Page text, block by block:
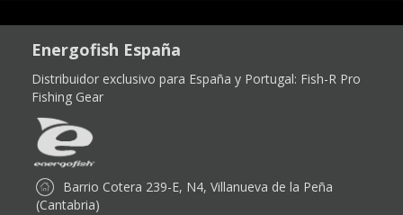
Energofish España
Distribuidor exclusivo para España y Portugal: Fish-R Pro
Fishing Gear
Barrio Cotera 239-E, N4, Villanueva de la Peña
(Cantabria)